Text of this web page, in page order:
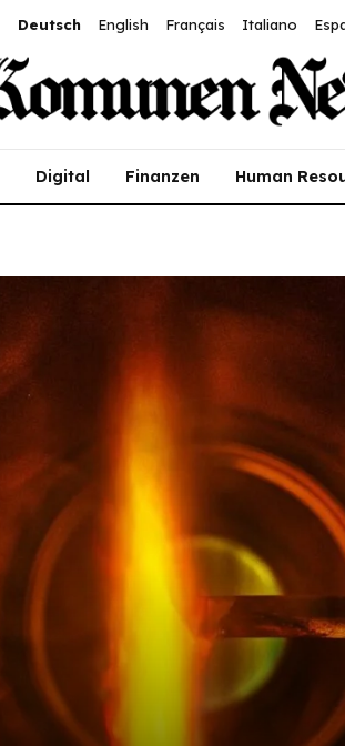
Deutsch English Français Italiano
Digital Finanzen Human